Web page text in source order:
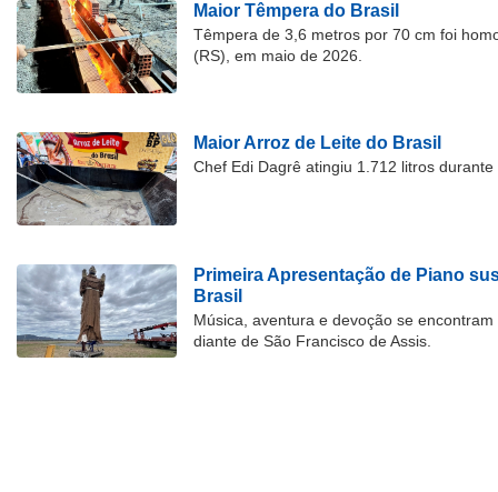
Maior Têmpera do Brasil
Têmpera de 3,6 metros por 70 cm foi
(RS), em maio de 2026.
Maior Arroz de Leite do Brasil
Chef Edi Dagrê atingiu 1.712 litros
Primeira Apresentação de Piano
Brasil
Música, aventura e devoção se
diante de São Francisco de Assis.